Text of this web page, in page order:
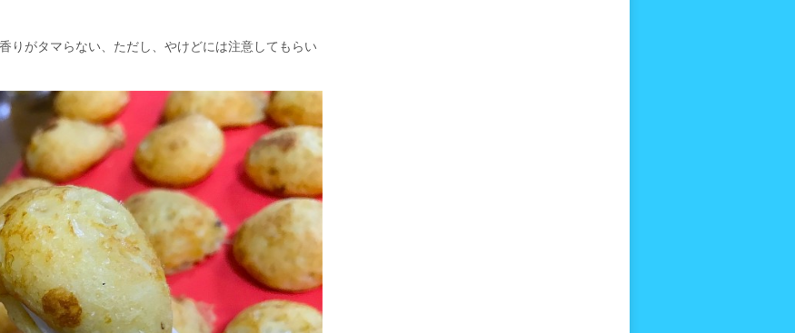
りがタマらない、ただし、やけどには注意してもらい